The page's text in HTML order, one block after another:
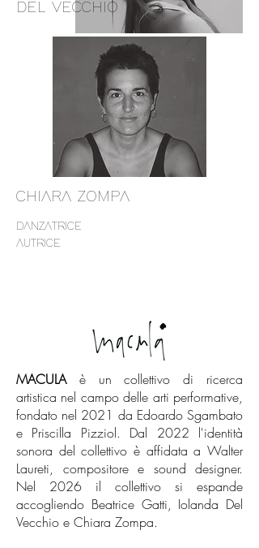
DEL VECCHIO
CHIARA ZOMPA
DANZATRICE
AUTRICE
MACULAè un collettivo di ricerca
artistica nel campo delle arti performative,
fondato nel 2021 da Edoardo Sgambato
e Priscilla Pizziol. Dal 2022 l'identità
sonora del collettivo è affidata a Walter
Laureti, compositore e sound designer.
Nel 2026 il collettivo si espande
accogliendo Beatrice Gatti, Iolanda Del
Vecchio e Chiara Zompa.